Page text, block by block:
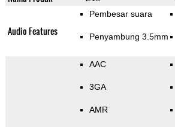
Audio Features
Pembesar suara
Penyambung 3.5mm
AAC
3GA
AMR